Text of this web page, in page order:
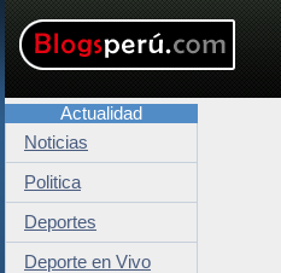
Actualidad
Noticias
Politica
Deportes
Deporte en Vivo